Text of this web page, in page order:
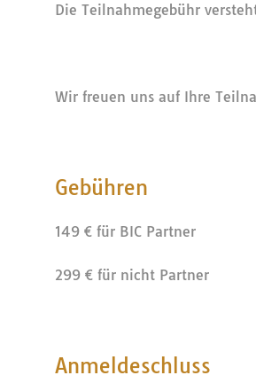
Die Teilnahmegebühr
Wir freuen uns auf Ihre
Gebühren
149 € für BIC Partner
299 € für nicht Partner
Anmeldeschluss